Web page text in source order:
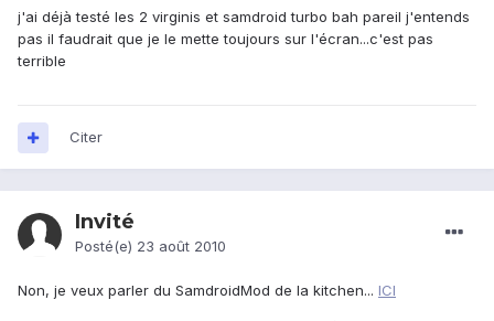
j'ai déjà testé les 2 virginis et samdroid turbo bah pareil j'entends
pas il faudrait que je le mette toujours sur l'écran...c'est pas
terrible
Citer
Invité
Posté(e) 23 août 2010
Non, je veux parler du SamdroidMod de la kitchen... ICI